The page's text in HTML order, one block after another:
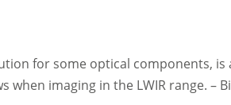
for some optical components, is
when imaging in the LWIR range.–